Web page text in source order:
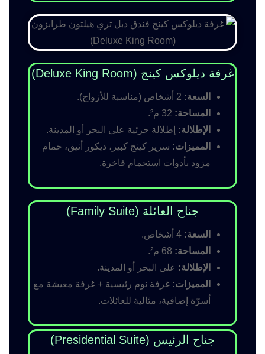
غرفة ديلوكس كينج (Deluxe King Room)
السعة:
المساحة:
الإطلالة: إطلالة جزئية على البحر أو المدينة.
المميزات: سرير كينج كبير، ديكور أنيق، حمام
مزود بأدوات استحمام فاخرة.
جناح العائلة (Family Suite)
السعة:
المساحة:
الإطلالة: على البحر أو المدينة.
المميزات: غرفة نوم رئيسية + غرفة معيشة مع
أسرّة إضافية، مثالية للعائلات.
جناح الرئيس (Presidential Suite)